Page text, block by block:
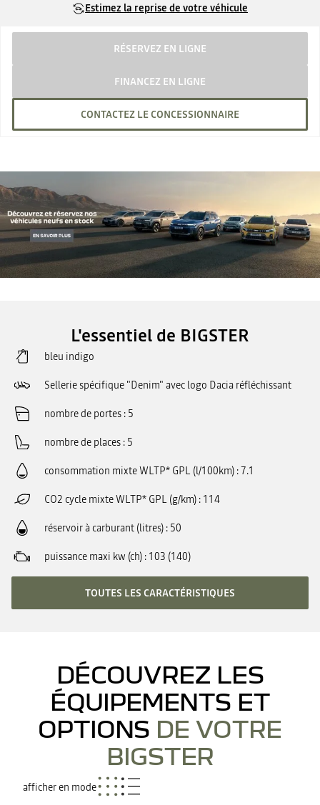
Estimez la reprise de votre véhicule
RÉSERVEZ EN LIGNE
FINANCEZ EN LIGNE
CONTACTEZ LE CONCESSIONNAIRE
L'essentiel de BIGSTER
bleu indigo
Sellerie spécifique "Denim" avec logo Dacia réfléchissant
nombre de portes 5
nombre de places 5
consommation mixte WLTP* GPL (l/100km) 7.1
CO2 cycle mixte WLTP* GPL (g/km) 114
réservoir à carburant (litres) 50
puissance maxi kw (ch) 103 (140)
TOUTES LES CARACTÉRISTIQUES
DÉCOUVREZ LES
ÉQUIPEMENTS ET
OPTIONS DE VOTRE
BIGSTER
afficher en mode